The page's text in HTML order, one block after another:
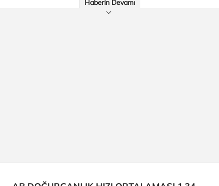
Haberin Devamı